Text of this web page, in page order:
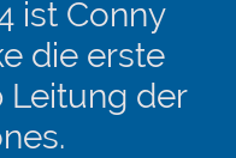
ist Conny
die erste
Leitung der